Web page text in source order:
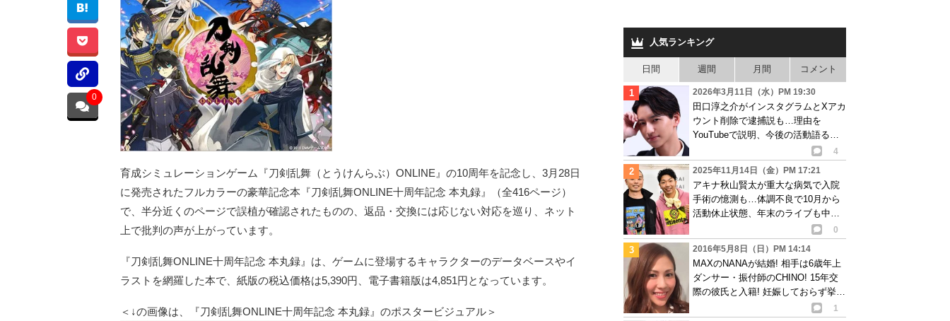
0
育成シミュレーションゲーム『刀剣乱舞（とうけんらぶ）ONLINE』の10周年を記念し、3月28日
に発売されたフルカラーの豪華記念本『刀剣乱舞ONLINE十周年記念 本丸録』（全416ページ）
で、半分近くのページで誤植が確認されたものの、返品・交換には応じない対応を巡り、ネット
上で批判の声が上がっています。
『刀剣乱舞ONLINE十周年記念 本丸録』は、ゲームに登場するキャラクターのデータベースやイ
ラストを網羅した本で、紙版の税込価格は5,390円、電子書籍版は4,851円となっています。
＜↓の画像は、『刀剣乱舞ONLINE十周年記念 本丸録』のポスタービジュアル＞
人気ランキング
日間 週間 月間 コメント
2026年3月11日（水）PM 19:30
田口淳之介がインスタグラムとXアカ
ウント削除で逮捕説も…理由を
YouTubeで説明、今後の活動語るも
4
2025年11月14日（金）PM 17:21
アキナ秋山賢太が重大な病気で入院
手術の憶測も…体調不良で10月から
活動休止状態、年末のライブも中止
0
2016年5月8日（日）PM 14:14
MAXのNANAが結婚! 相手は6歳年上
ダンサー・振付師のCHINO! 15年交
際の彼氏と入籍! 妊娠しておらず挙
1